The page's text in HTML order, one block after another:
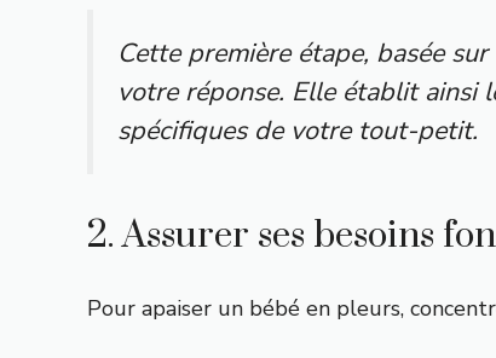
Cette première étape, basée
votre réponse. Elle établit ainsi
spécifiques de votre tout-petit.
2. Assurer ses besoins
Pour apaiser un bébé en pleurs,